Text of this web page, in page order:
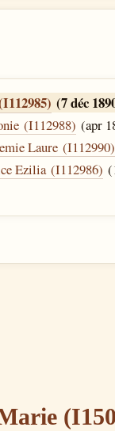
(7 déc
(I112988) (apr
Laure (I112990)
Ezilia (I112986)